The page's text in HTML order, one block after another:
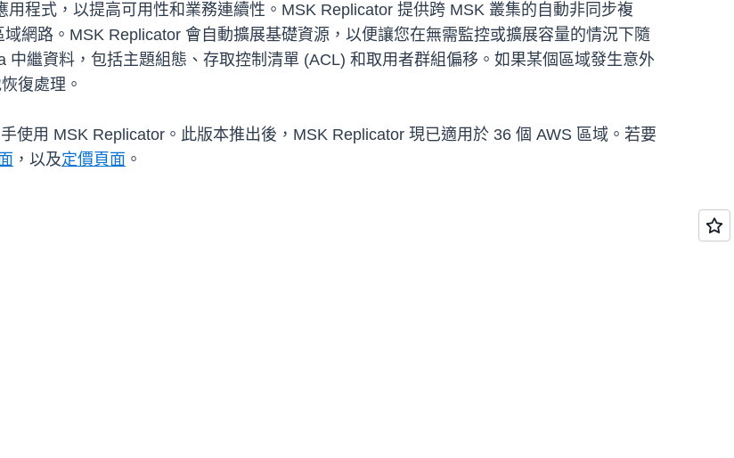
用程式，以提高可用性和業務連續性。MSK Replicator 提供跨 MSK 叢集的自動非同步複
網路。MSK Replicator 會自動擴展基礎資源，以便讓您在無需監控或擴展容量的情況下隨
繼資料，包括主題組態、存取控制清單 (ACL) 和取用者群組偏移。如果某個區域發生意外
復處理。
使用 MSK Replicator。此版本推出後，MSK Replicator 現已適用於 36 個 AWS 區域。若要
，以及定價頁面 。